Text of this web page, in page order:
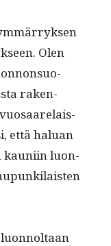
Olen
rak­en­
että halu­an
kau­ni­in luon­